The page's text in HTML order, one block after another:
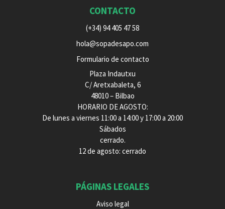
CONTACTO
(+34) 94 405 47 58
hola@sopadesapo.com
Formulario de contacto
Plaza Indautxu
C/ Aretxabaleta, 6
48010 – Bilbao
HORARIO DE AGOSTO:
De lunes a viernes 11:00 a 14:00 y 17:00 a 20:00
Sábados
cerrado.
12 de agosto: cerrado
PÁGINAS LEGALES
Aviso legal